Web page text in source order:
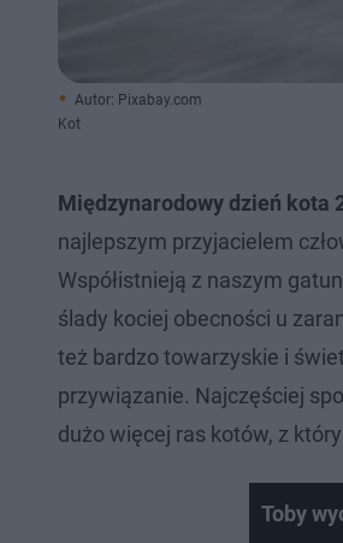
Autor: Pixabay.com
Kot
Międzynarodowy dzień kota
najlepszym przyjacielem
Współistnieją z naszym
ślady kociej obecności u
też bardzo towarzyskie i
przywiązanie. Najczęściej
dużo więcej ras kotów, z
Toby